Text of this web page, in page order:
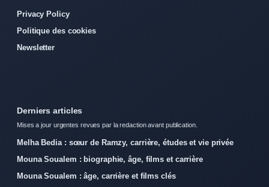
Privacy Policy
Politique des cookies
Newsletter
Derniers articles
Mises a jour urgentes revues par la redaction avant publication.
Melha Bedia : sœur de Ramzy, carrière, études et vie privée
Mouna Soualem : biographie, âge, films et carrière
Mouna Soualem : âge, carrière et films clés